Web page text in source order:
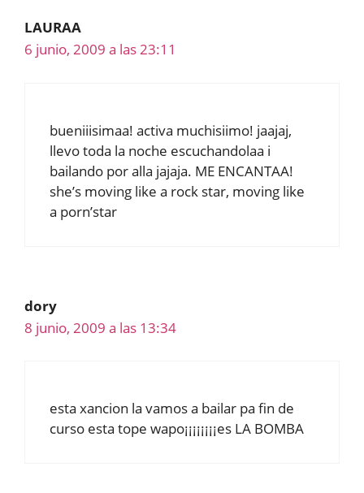
LAURAA
6 junio, 2009 a las 23:11
bueniiisimaa! activa muchisiimo! jaajaj,
llevo toda la noche escuchandolaa i
bailando por alla jajaja. ME ENCANTAA!
she’s moving like a rock star, moving like
a porn’star
dory
8 junio, 2009 a las 13:34
esta xancion la vamos a bailar pa fin de
curso esta tope wapo¡¡¡¡¡¡¡¡es LA BOMBA